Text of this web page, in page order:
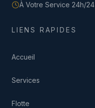
À Votre Service 24h/24
LIENS RAPIDES
Accueil
Services
Flotte